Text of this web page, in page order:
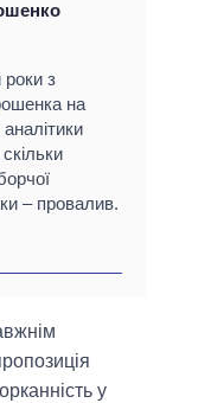
роки з
на
– провалив.
у